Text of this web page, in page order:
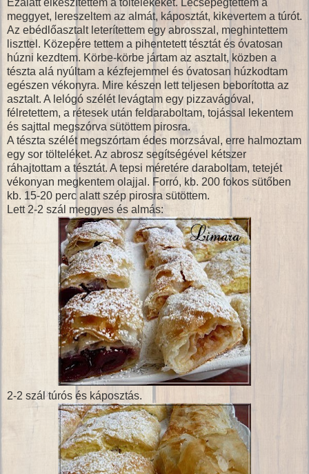
Ezalatt elkészítettem a töltelékeket. Lecsepegtettem a
meggyet, lereszeltem az almát, káposztát, kikevertem a túrót.
Az ebédlőasztalt leterítettem egy abrosszal, meghintettem
liszttel. Közepére tettem a pihentetett tésztát és óvatosan
húzni kezdtem. Körbe-körbe jártam az asztalt, közben a
tészta alá nyúltam a kézfejemmel és óvatosan húzkodtam
egészen vékonyra. Mire készen lett teljesen beborította az
asztalt. A lelógó szélét levágtam egy pizzavágóval,
félretettem, a rétesek után feldaraboltam, tojással lekentem
és sajttal megszórva sütöttem pirosra.
A tészta szélét megszórtam édes morzsával, erre halmoztam
egy sor tölteléket. Az abrosz segítségével kétszer
ráhajtottam a tésztát. A tepsi méretére daraboltam, tetejét
vékonyan megkentem olajjal. Forró, kb. 200 fokos sütőben
kb. 15-20 perc alatt szép pirosra sütöttem.
Lett 2-2 szál meggyes és almás:
2-2 szál túrós és káposztás.